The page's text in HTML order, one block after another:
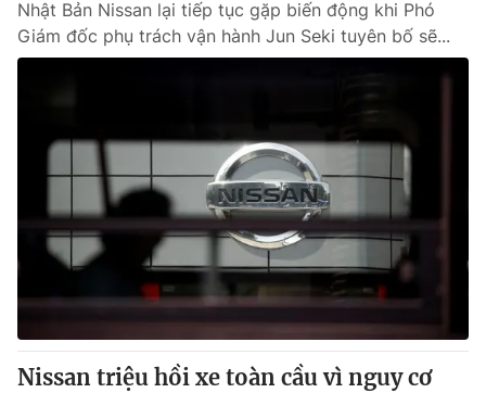
Nhật Bản Nissan lại tiếp tục gặp biến động khi Phó
Giám đốc phụ trách vận hành Jun Seki tuyên bố sẽ...
Nissan triệu hồi xe toàn cầu vì nguy cơ